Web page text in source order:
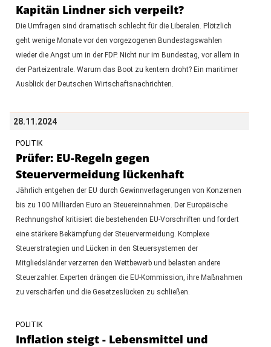
Kapitän Lindner sich verpeilt?
Die Umfragen sind dramatisch schlecht für die Liberalen. Plötzlich
geht wenige Monate vor den vorgezogenen Bundestagswahlen
wieder die Angst um in der FDP. Nicht nur im Bundestag, vor allem in
der Parteizentrale. Warum das Boot zu kentern droht? Ein maritimer
Ausblick der Deutschen Wirtschaftsnachrichten.
28.11.2024
POLITIK
Prüfer: EU-Regeln gegen
Steuervermeidung lückenhaft
Jährlich entgehen der EU durch Gewinnverlagerungen von Konzernen
bis zu 100 Milliarden Euro an Steuereinnahmen. Der Europäische
Rechnungshof kritisiert die bestehenden EU-Vorschriften und fordert
eine stärkere Bekämpfung der Steuervermeidung. Komplexe
Steuerstrategien und Lücken in den Steuersystemen der
Mitgliedsländer verzerren den Wettbewerb und belasten andere
Steuerzahler. Experten drängen die EU-Kommission, ihre Maßnahmen
zu verschärfen und die Gesetzeslücken zu schließen.
POLITIK
Inflation steigt - Lebensmittel und